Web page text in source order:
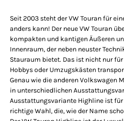
Seit 2003 steht der VW Touran für
anders kann! Der neue VW Touran
kompakten und kantigen Äußeren
Innenraum, der neben neuster
Stauraum bietet. Das ist nicht nur
Hobbys oder Umzugskästen
Genau wie die anderen Volkswagen
in unterschiedlichen
Ausstattungsvariante Highline ist
richtige Wahl, die, wie der Name